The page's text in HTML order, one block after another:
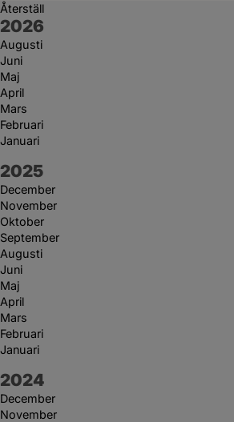
Återställ
År:
2026
Augusti
Juni
Maj
April
Mars
Februari
Januari
År:
2025
December
November
Oktober
September
Augusti
Juni
Maj
April
Mars
Februari
Januari
År:
2024
December
November